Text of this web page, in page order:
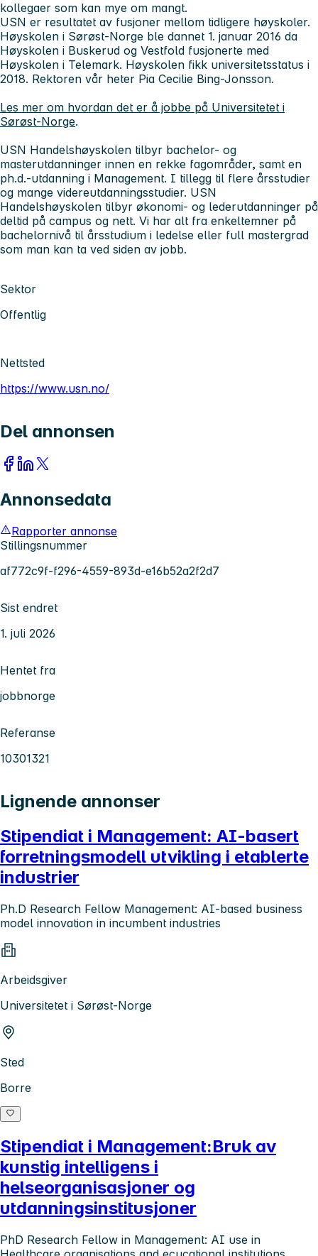
kollegaer som kan mye om mangt.
USN er resultatet av fusjoner mellom tidligere høyskoler.
Høyskolen i Sørøst-Norge ble dannet 1. januar 2016 da
Høyskolen i Buskerud og Vestfold fusjonerte med
Høyskolen i Telemark. Høyskolen fikk universitetsstatus i
2018. Rektoren vår heter Pia Cecilie Bing-Jonsson.
Les mer om hvordan det er å jobbe på Universitetet i
Sørøst-Norge.
USN Handelshøyskolen tilbyr bachelor- og
masterutdanninger innen en rekke fagområder, samt en
ph.d.-utdanning i Management. I tillegg til flere årsstudier
og mange videreutdanningsstudier. USN
Handelshøyskolen tilbyr økonomi- og lederutdanninger på
deltid på campus og nett. Vi har alt fra enkeltemner på
bachelornivå til årsstudium i ledelse eller full mastergrad
som man kan ta ved siden av jobb.
Sektor
Offentlig
Nettsted
https://www.usn.no/
Del annonsen
Annonsedata
Rapporter annonse
Stillingsnummer
af772c9f-f296-4559-893d-e16b52a2f2d7
Sist endret
1. juli 2026
Hentet fra
jobbnorge
Referanse
10301321
Lignende annonser
Stipendiat i Management: AI-basert
forretningsmodell utvikling i etablerte
industrier
Ph.D Research Fellow Management: AI-based business
model innovation in incumbent industries
Arbeidsgiver
Universitetet i Sørøst-Norge
Sted
Borre
Stipendiat i Management:Bruk av
kunstig intelligens i
helseorganisasjoner og
utdanningsinstitusjoner
PhD Research Fellow in Management: AI use in